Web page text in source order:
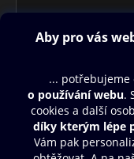
Obsah ke stažení
Moje O2 Knihovna
Další zábava